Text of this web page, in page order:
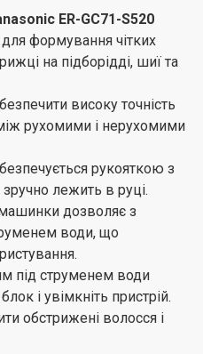
ER-GC71-S520
формування чітких
на підборідді, шиї та
високу точність
рухомими і нерухомими
рукояткою з
лежить в руці.
дозволяє з
води, що
під струменем води
і увімкніть пристрій.
обстрижені волосся і